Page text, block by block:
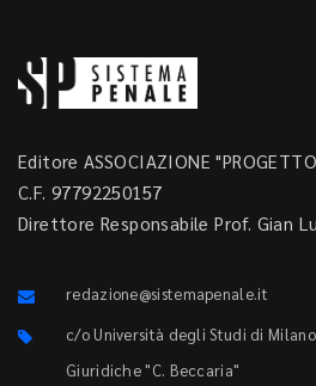
Editore ASSOCIAZIONE
C.F. 97792250157
Direttore Responsabile Prof. Gian
redazione@sistemapenale.it
c/o Università degli Studi di
Giuridiche "C. Beccaria"